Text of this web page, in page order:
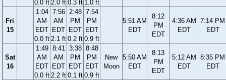
0.0 ft 2.0 ft 0.3 ft 1.0 ft
Fri
15
1:04
AM
EDT
0.0 ft
7:56
AM
EDT
2.1 ft
2:48
PM
EDT
0.2 ft
7:54
PM
EDT
0.9 ft
5:51 AM
EDT
8:12
PM
EDT
4:36 AM
EDT
7:14 PM
EDT
Sat
16
1:49
AM
EDT
0.0 ft
8:41
AM
EDT
2.2 ft
3:38
PM
EDT
0.1 ft
8:48
PM
EDT
0.9 ft
New
Moon
5:50 AM
EDT
8:13
PM
EDT
5:12 AM
EDT
8:35 PM
EDT